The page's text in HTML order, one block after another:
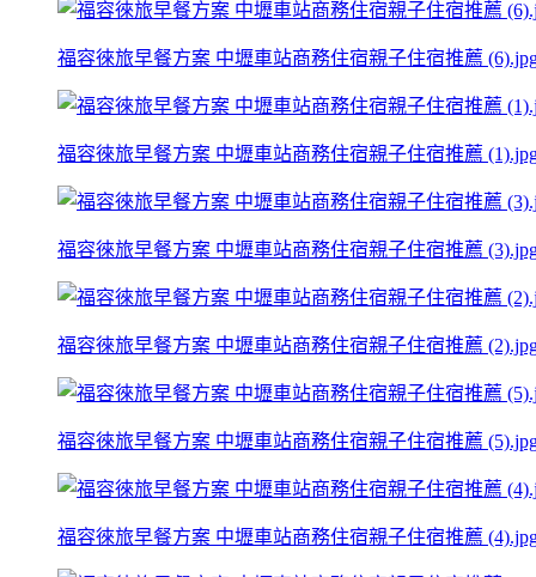
福容徠旅早餐方案 中壢車站商務住宿親子住宿推薦
福容徠旅早餐方案 中壢車站商務住宿親子住宿推薦
福容徠旅早餐方案 中壢車站商務住宿親子住宿推薦
福容徠旅早餐方案 中壢車站商務住宿親子住宿推薦
福容徠旅早餐方案 中壢車站商務住宿親子住宿推薦
福容徠旅早餐方案 中壢車站商務住宿親子住宿推薦